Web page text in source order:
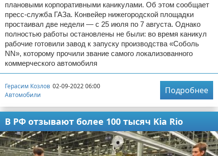
плановыми корпоративными каникулами. Об этом сообщает
пресс-служба ГАЗа. Конвейер нижегородской площадки
простаивал две недели — с 25 июля по 7 августа. Однако
полностью работы остановлены не были: во время каникул
рабочие готовили завод к запуску производства «Соболь
NN», которому прочили звание самого локализованного
коммерческого автомобиля
Герасим Козлов 02-09-2022 06:00
Автомобили
Подробнее
В РФ отзывают более 100 тысяч Kia Rio